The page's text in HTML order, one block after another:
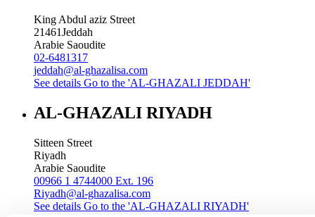
King Abdul aziz Street
21461Jeddah
Arabie Saoudite
02-6481317
jeddah@al-ghazalisa.com
See details Go to the 'AL-GHAZALI JEDDAH'
AL-GHAZALI RIYADH
Sitteen Street
Riyadh
Arabie Saoudite
00966 1 4744000 Ext. 196
Riyadh@al-ghazalisa.com
See details Go to the 'AL-GHAZALI RIYADH'